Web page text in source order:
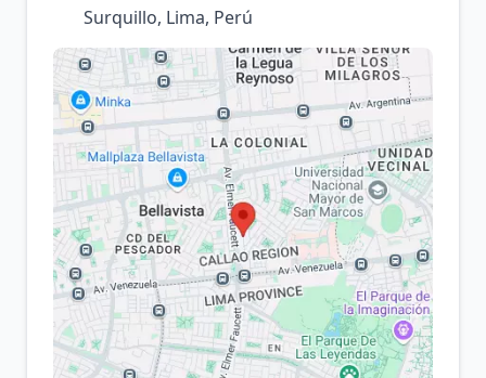
Surquillo, Lima, Perú